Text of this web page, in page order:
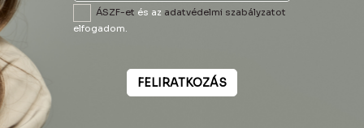
ÁSZF-et és az adatvédelmi szabályzatot
elfogadom.
FELIRATKOZÁS